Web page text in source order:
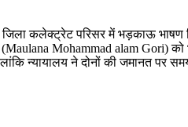
जिला कलेक्ट्रेट परिसर में भड़काऊ
Mohammad alam Gori) को
न्यायालय ने दोनों की जमानत